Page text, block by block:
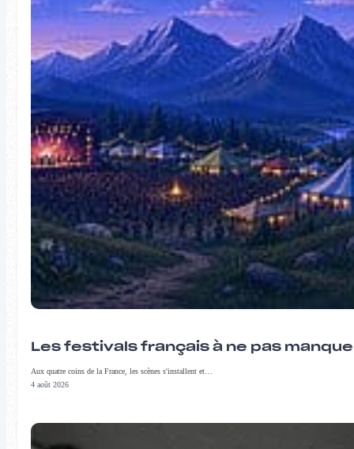
Les festivals français à ne pas
Aux quatre coins de la France, les scènes s'installent et…
4 août 2026